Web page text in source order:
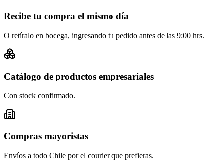
Recibe tu compra el mismo día
O retíralo en bodega, ingresando tu pedido antes de las 9:00 hrs.
Catálogo de productos empresariales
Con stock confirmado.
Compras mayoristas
Envíos a todo Chile por el courier que prefieras.